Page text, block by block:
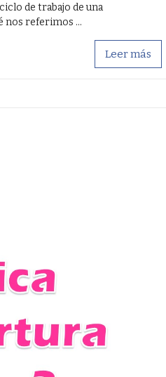
de trabajo de una
nos referimos ...
Leer más